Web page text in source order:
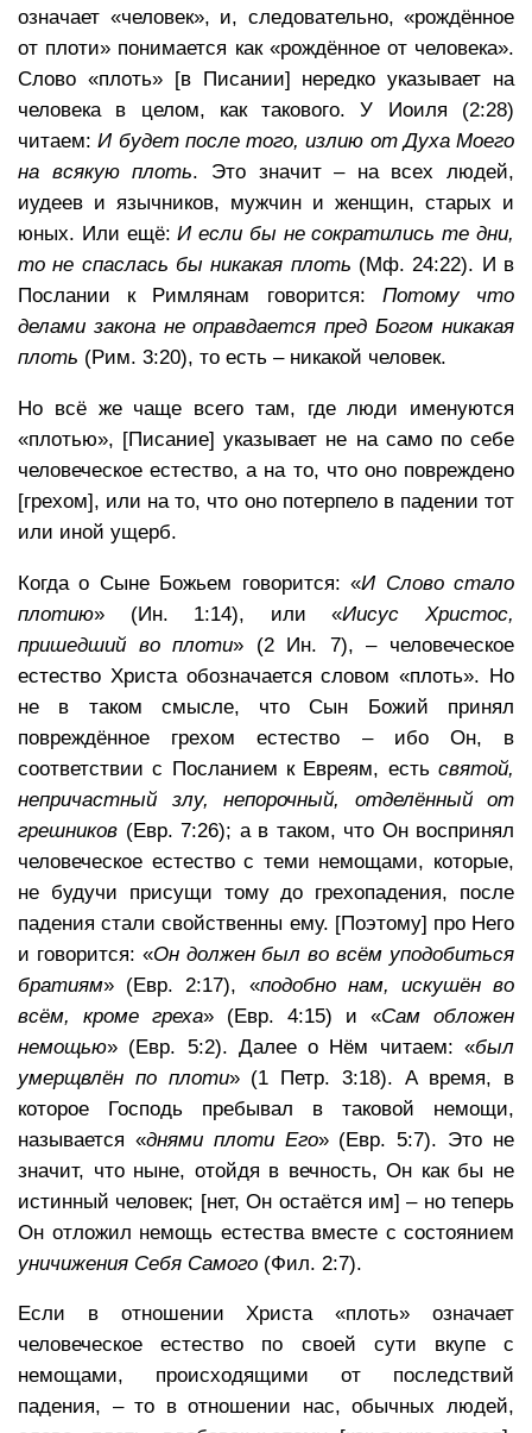
означает «человек», и, следовательно, «рождённое
от плоти» понимается как «рождённое от человека».
Слово «плоть» [в Писании] нередко указывает на
человека в целом, как такового. У Иоиля (2:28)
читаем:И будет после того, излию от Духа Моего
на всякую плоть. Это значит – на всех людей,
иудеев и язычников, мужчин и женщин, старых и
юных. Или ещё:И если бы не сократились те дни,
то не спаслась бы никакая плоть (Мф. 24:22). И в
Послании к Римлянам говорится: Потому что
делами закона не оправдается пред Богом никакая
плоть (Рим. 3:20), то есть – никакой человек.
Но всё же чаще всего там, где люди именуются
«плотью», [Писание] указывает не на само по себе
человеческое естество, а на то, что оно повреждено
[грехом], или на то, что оно потерпело в падении тот
или иной ущерб.
Когда о Сыне Божьем говорится: «И Слово стало
плотию» (Ин. 1:14), или «Иисус Христос,
пришедший во плоти» (2 Ин. 7), – человеческое
естество Христа обозначается словом «плоть». Но
не в таком смысле, что Сын Божий принял
повреждённое грехом естество – ибо Он, в
соответствии с Посланием к Евреям, есть святой,
непричастный злу, непорочный, отделённый от
грешников (Евр. 7:26); а в таком, что Он воспринял
человеческое естество с теми немощами, которые,
не будучи присущи тому до грехопадения, после
падения стали свойственны ему. [Поэтому] про Него
и говорится: «Он должен был во всём уподобиться
братиям» (Евр. 2:17), «подобно нам, искушён во
всём, кроме греха» (Евр. 4:15) и «Сам обложен
немощью» (Евр. 5:2). Далее о Нём читаем: «был
умерщвлён по плоти» (1 Петр. 3:18). А время, в
которое Господь пребывал в таковой немощи,
называется «днями плоти Его» (Евр. 5:7). Это не
значит, что ныне, отойдя в вечность, Он как бы не
истинный человек; [нет, Он остаётся им] – но теперь
Он отложил немощь естества вместе с состоянием
уничижения Себя Самого (Фил. 2:7).
Если в отношении Христа «плоть» означает
человеческое естество по своей сути вкупе с
немощами, происходящими от последствий
падения, – то в отношении нас, обычных людей,